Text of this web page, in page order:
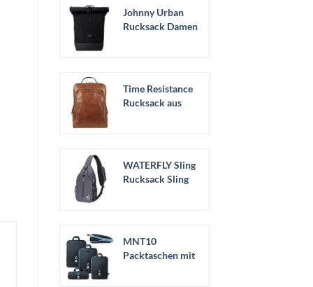
Johnny Urban
Rucksack Damen
Time Resistance
Rucksack aus
WATERFLY Sling
Rucksack Sling
MNT10
Packtaschen mit